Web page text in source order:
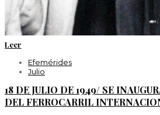
Leer
Efemérides
Julio
18 DE JULIO DE 1949/ SE
DEL FERROCARRIL